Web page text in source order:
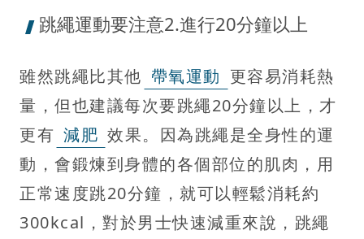
跳繩運動要注意2.進行20分鐘以上
雖然跳繩比其他 帶氧運動 更容易消耗熱
量，但也建議每次要跳繩20分鐘以上，才
更有 減肥 效果。因為跳繩是全身性的運
動，會鍛煉到身體的各個部位的肌肉，用
正常速度跳20分鐘，就可以輕鬆消耗約
300kcal，對於男士快速減重來說，跳繩